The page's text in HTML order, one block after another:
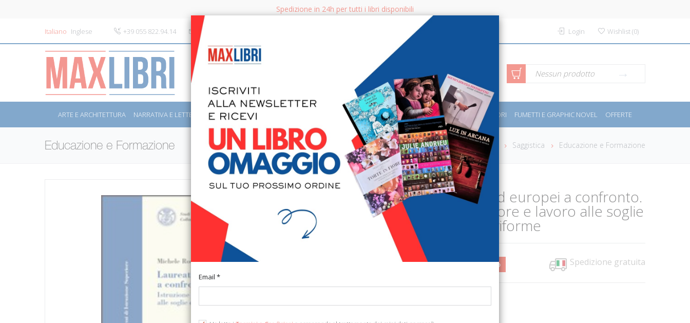
Spedizione in 24h per tutti i libri disponibili
Italiano Inglese +39 055 822.94.14 info@maxlibri.it Login Wishlist(0)
CERCA Ricerca avanzata Nessun prodotto
ARTE E ARCHITETTURA NARRATIVA E LETTERATURA SAGGISTICA LIBRI PER BAMBINI E RAGAZZI MANUALI - GUIDE - CORSI SPORT E MOTORI FUMETTI E GRAPHIC NOVEL OFFERTE
Educazione e Formazione Home Saggistica Educazione e Formazione
Laureati italiani ed europei a confronto.
Istruzione superiore e lavoro alle soglie
di un periodo di riforme
€ 40,21€ 40,50 1% Spedizione gratuita
Email *